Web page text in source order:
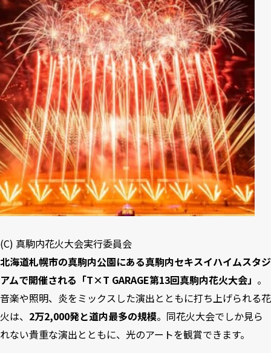
や花火大会」
9
【栃木県｜8月2日】明治36年から続く伝統の「足利花火大会」
10
【茨城県｜8月2日】三尺玉2発「第20回古河花火大会」
11
【埼玉県｜8月9日】大切な人に向けたメッセージも「第73回
熊谷花火大会」
12
【東京都｜8月2日】7つのプログラムで見ごたえ抜群「第50
回江戸川区花火大会」
13
【東京都｜7月26日】八王子に夏の訪れを伝える「令和7年八
王子花火大会」
14
【新潟県｜7月26日】日本海が舞台「ぎおん柏崎まつり 海の
大花火大会」
火大会」
16
【新潟県｜8月2日・3日】平和を祈る花火「長岡まつり大花火
大会」
17
【山梨県｜8月7日】武田氏ゆかりの伝統「神明の花火大会」
【静岡県｜7月25日ほか】花火師も日本一と絶賛「熱海海上花
火大会」
(C) 真駒内花火大会実行委員会
北海道札幌市の真駒内公園にある真駒内セキスイハイムスタジ
アムで開催される「T×T GARAGE第13回真駒内花火大会」 。
音楽や照明、炎をミックスした演出とともに打ち上げられる花
火は、 2万2,000発と道内最多の規模。同花火大会でしか見ら
れない貴重な演出とともに、光のアートを観賞できます。